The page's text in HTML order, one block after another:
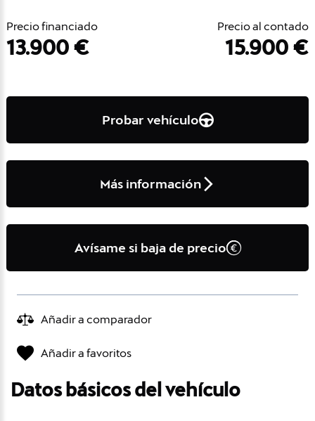
Precio financiado
13.900 €
Precio al contado
15.900 €
Probar vehículo
Más información
Avísame si baja de precio
Añadir a comparador
Añadir a favoritos
Datos básicos del vehículo